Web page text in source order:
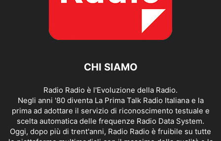
CHI SIAMO
Radio Radio è l'Evoluzione della Radio.
Negli anni '80 diventa La Prima Talk Radio Italiana e la
prima ad adottare il servizio di riconoscimento testuale e
scelta automatica delle frequenze Radio Data System.
Oggi, dopo più di trent'anni, Radio Radio è fruibile su tutte